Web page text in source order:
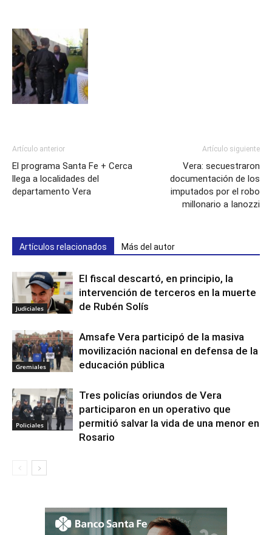
Artículo anterior
El programa Santa Fe + Cerca
llega a localidades del
departamento Vera
Artículo siguiente
Vera: secuestraron
documentación de los
imputados por el robo
millonario a Ianozzi
Artículos relacionados Más del autor
Judiciales
El fiscal descartó, en principio, la
intervención de terceros en la muerte
de Rubén Solís
Gremiales
Amsafe Vera participó de la masiva
movilización nacional en defensa de la
educación pública
Policiales
Tres policías oriundos de Vera
participaron en un operativo que
permitió salvar la vida de una menor en
Rosario